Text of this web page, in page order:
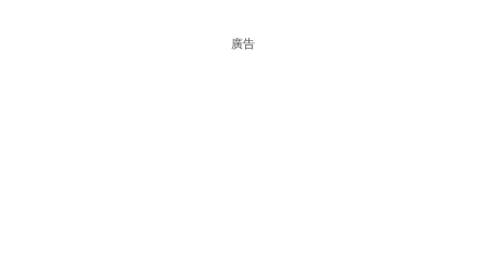
廣告